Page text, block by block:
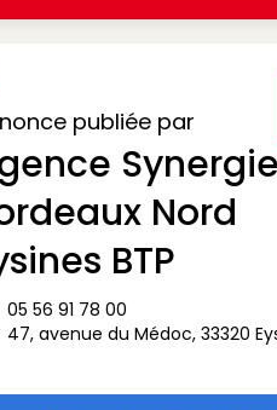
publiée par
Synergie
Nord
BTP
téléphone
05 56 91 78 00
adresse
47, avenue du Médoc, 33320